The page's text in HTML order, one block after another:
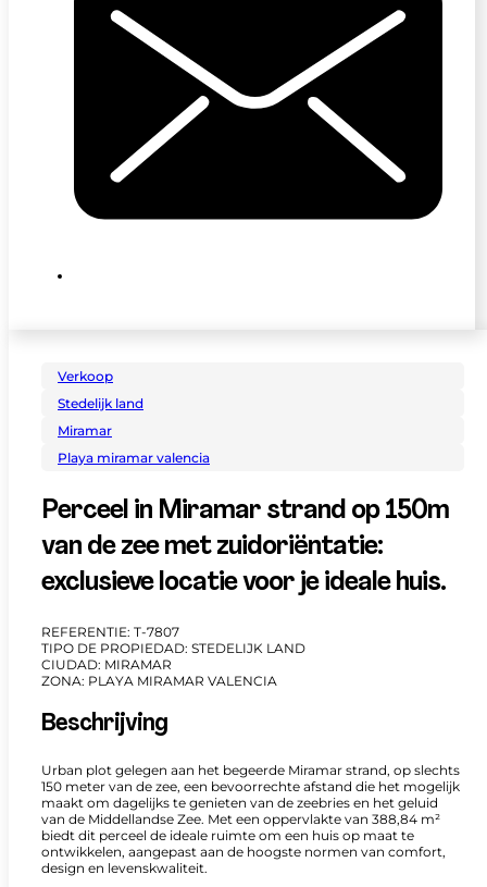
Verkoop
Stedelijk land
Miramar
Playa miramar valencia
Perceel in Miramar strand op 150m
van de zee met zuidoriëntatie:
exclusieve locatie voor je ideale huis.
REFERENTIE: T-7807
TIPO DE PROPIEDAD: STEDELIJK LAND
CIUDAD: MIRAMAR
ZONA: PLAYA MIRAMAR VALENCIA
Beschrijving
Urban plot gelegen aan het begeerde Miramar strand, op slechts
150 meter van de zee, een bevoorrechte afstand die het mogelijk
maakt om dagelijks te genieten van de zeebries en het geluid
van de Middellandse Zee. Met een oppervlakte van 388,84 m²
biedt dit perceel de ideale ruimte om een huis op maat te
ontwikkelen, aangepast aan de hoogste normen van comfort,
design en levenskwaliteit.